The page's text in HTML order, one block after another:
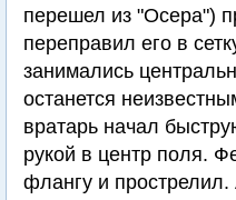
перешел из "Осера")
переправил его в
занимались
останется
вратарь начал
рукой в центр поля.
флангу и